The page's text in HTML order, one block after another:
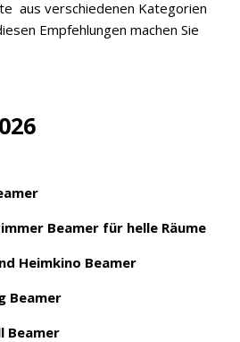
aus verschiedenen Kategorien
Empfehlungen machen Sie
Beamer für helle Räume
Heimkino Beamer
Beamer
Beamer